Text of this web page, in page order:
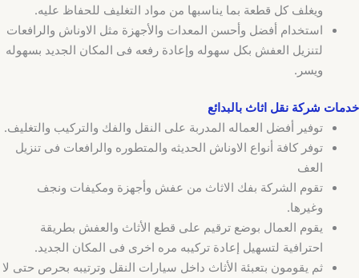
ويغلف كل قطعة بما يناسبها من مواد التغليف للحفاظ عليه.
استخدام أفضل وأحسن المعدات والأجهزة مثل الاوناش والرافعات
لتنزيل العفش بكل سهوله وإعادة رفعه فى المكان الجديد بسهوله
ويسر.
خدمات شركة نقل اثاث بالبدائع
توفير أفضل العماله المدربة على النقل والفك والتركيب والتغليف.
توفر كافة أنواع الاوناش الحديثه والمتطوره والرافعات فى تنزيل
العف
تقوم الشركة بفك الاثاث من عفش وأجهزة ومكيفات ونجف
وغيرها.
يقوم العمال بوضع ترقيم على قطع الأثاث والعفش بطريقة
احترافية لتسهيل إعادة تركيبه مره اخرى فى المكان الجديد.
ثم يقومون بتعبئة الأثاث داخل سيارات النقل وترتيبه بحرص حتى لا